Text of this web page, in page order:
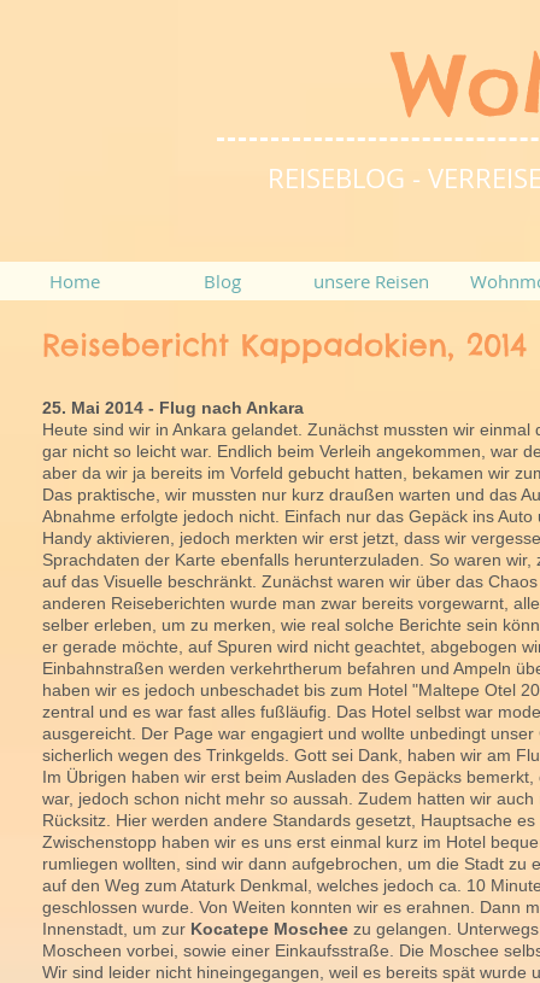
REISEBLOG -
Home Blog unsere Reisen
Reisebericht Kappadokien, 2014
25. Mai 2014 - Flug nach Ankara
Heute sind wir in Ankara gelandet. Zunächst mussten wir
gar nicht so leicht war. Endlich beim Verleih angekommen, war
aber da wir ja bereits im Vorfeld gebucht hatten, bekamen wir
Das praktische, wir mussten nur kurz draußen warten und das
Abnahme erfolgte jedoch nicht. Einfach nur das Gepäck ins
Handy aktivieren, jedoch merkten wir erst jetzt, dass wir
Sprachdaten der Karte ebenfalls herunterzuladen. So waren
auf das Visuelle beschränkt. Zunächst waren wir über das
anderen Reiseberichten wurde man zwar bereits vorgewarnt,
selber erleben, um zu merken, wie real solche Berichte sein
er gerade möchte, auf Spuren wird nicht geachtet, abgebogen
Einbahnstraßen werden verkehrtherum befahren und Ampeln
haben wir es jedoch unbeschadet bis zum Hotel "Maltepe Otel
zentral und es war fast alles fußläufig. Das Hotel selbst war
ausgereicht. Der Page war engagiert und wollte unbedingt
sicherlich wegen des Trinkgelds. Gott sei Dank, haben wir am
Im Übrigen haben wir erst beim Ausladen des Gepäcks
war, jedoch schon nicht mehr so aussah. Zudem hatten wir
Rücksitz. Hier werden andere Standards gesetzt, Hauptsache
Zwischenstopp haben wir es uns erst einmal kurz im Hotel
rumliegen wollten, sind wir dann aufgebrochen, um die Stadt zu
auf den Weg zum Ataturk Denkmal, welches jedoch ca. 10
geschlossen wurde. Von Weiten konnten wir es erahnen. Dann
Innenstadt, um zur Kocatepe Moschee zu gelangen.
Moscheen vorbei, sowie einer Einkaufsstraße. Die Moschee
Wir sind leider nicht hineingegangen, weil es bereits spät wurde